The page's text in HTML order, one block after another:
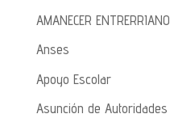
AMANECER ENTRERRIANO
Anses
Apoyo Escolar
Asunción de Autoridades